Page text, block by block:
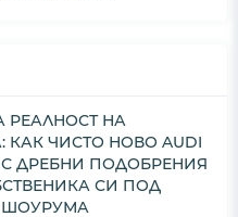
РЕАЛНОСТ НА
КАК ЧИСТО НОВО AUDI
С ДРЕБНИ ПОДОБРЕНИЯ
СИ ПОД
ШОУРУМА